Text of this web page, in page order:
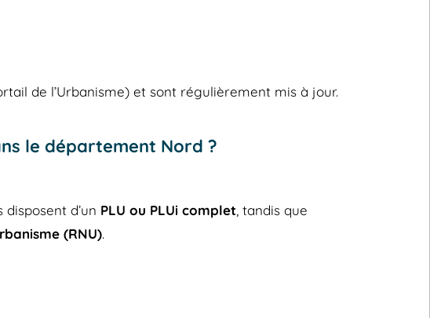
de l’Urbanisme) et sont régulièrement mis à jour.
le département Nord ?
d’un PLU ou PLUi complet , tandis que
(RNU).